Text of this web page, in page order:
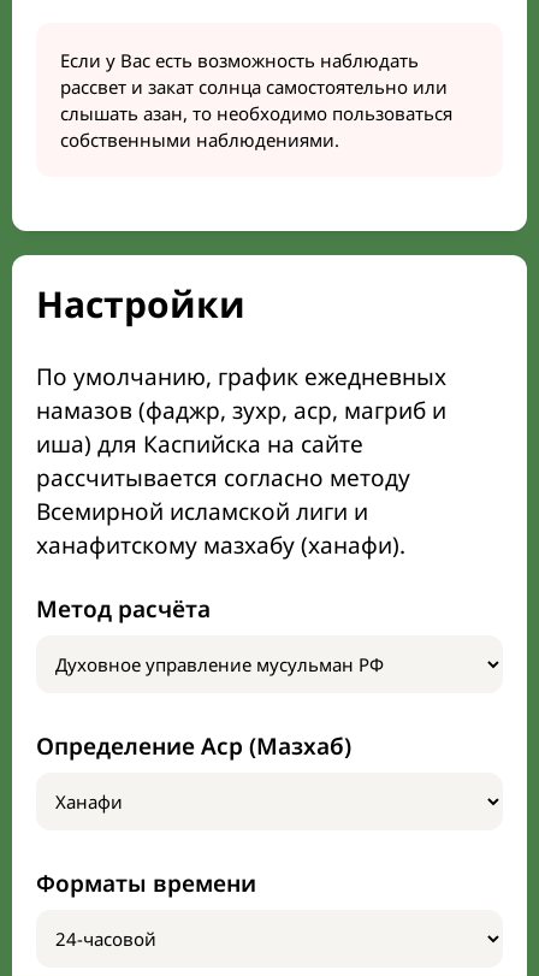
Если у Вас есть возможность наблюдать
рассвет и закат солнца самостоятельно или
слышать азан, то необходимо пользоваться
собственными наблюдениями.
Настройки
По умолчанию, график ежедневных
намазов (фаджр, зухр, аср, магриб и
иша) для Каспийска на сайте
рассчитывается согласно методу
Всемирной исламской лиги и
ханафитскому мазхабу (ханафи).
Метод расчёта
Определение Аср (Мазхаб)
Форматы времени